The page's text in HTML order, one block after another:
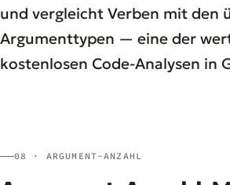
und vergleicht Verben mit den
Argumenttypen — eine der
kostenlosen Code-Analysen in
08 · ARGUMENT-ANZAHL